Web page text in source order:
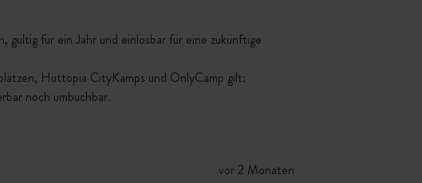
für ein Jahr und einlösbar für eine zukünftige
Huttopia CityKamps und OnlyCamp gilt:
noch umbuchbar.
vor 2 Monaten